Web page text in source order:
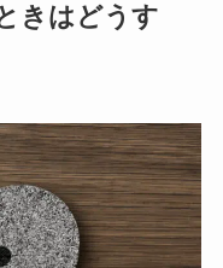
きはどうす